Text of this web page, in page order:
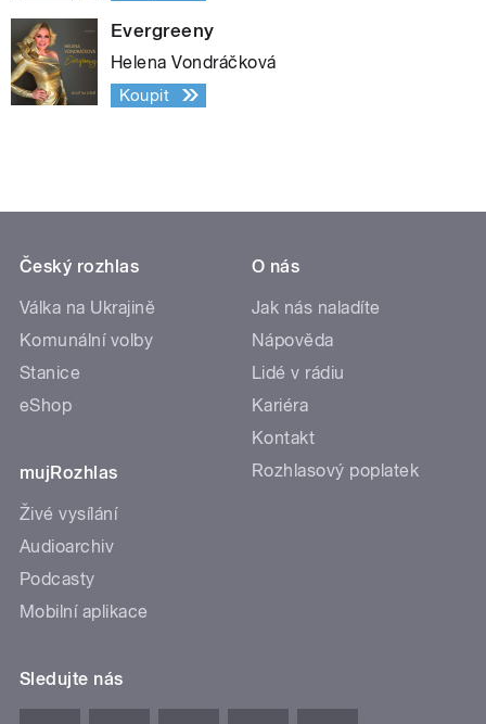
Evergreeny
Helena Vondráčková
Koupit
Český rozhlas
Válka na Ukrajině
Komunální volby
Stanice
eShop
mujRozhlas
Živé vysílání
Audioarchiv
Podcasty
Mobilní aplikace
O nás
Jak nás naladíte
Nápověda
Lidé v rádiu
Kariéra
Kontakt
Rozhlasový poplatek
Sledujte nás